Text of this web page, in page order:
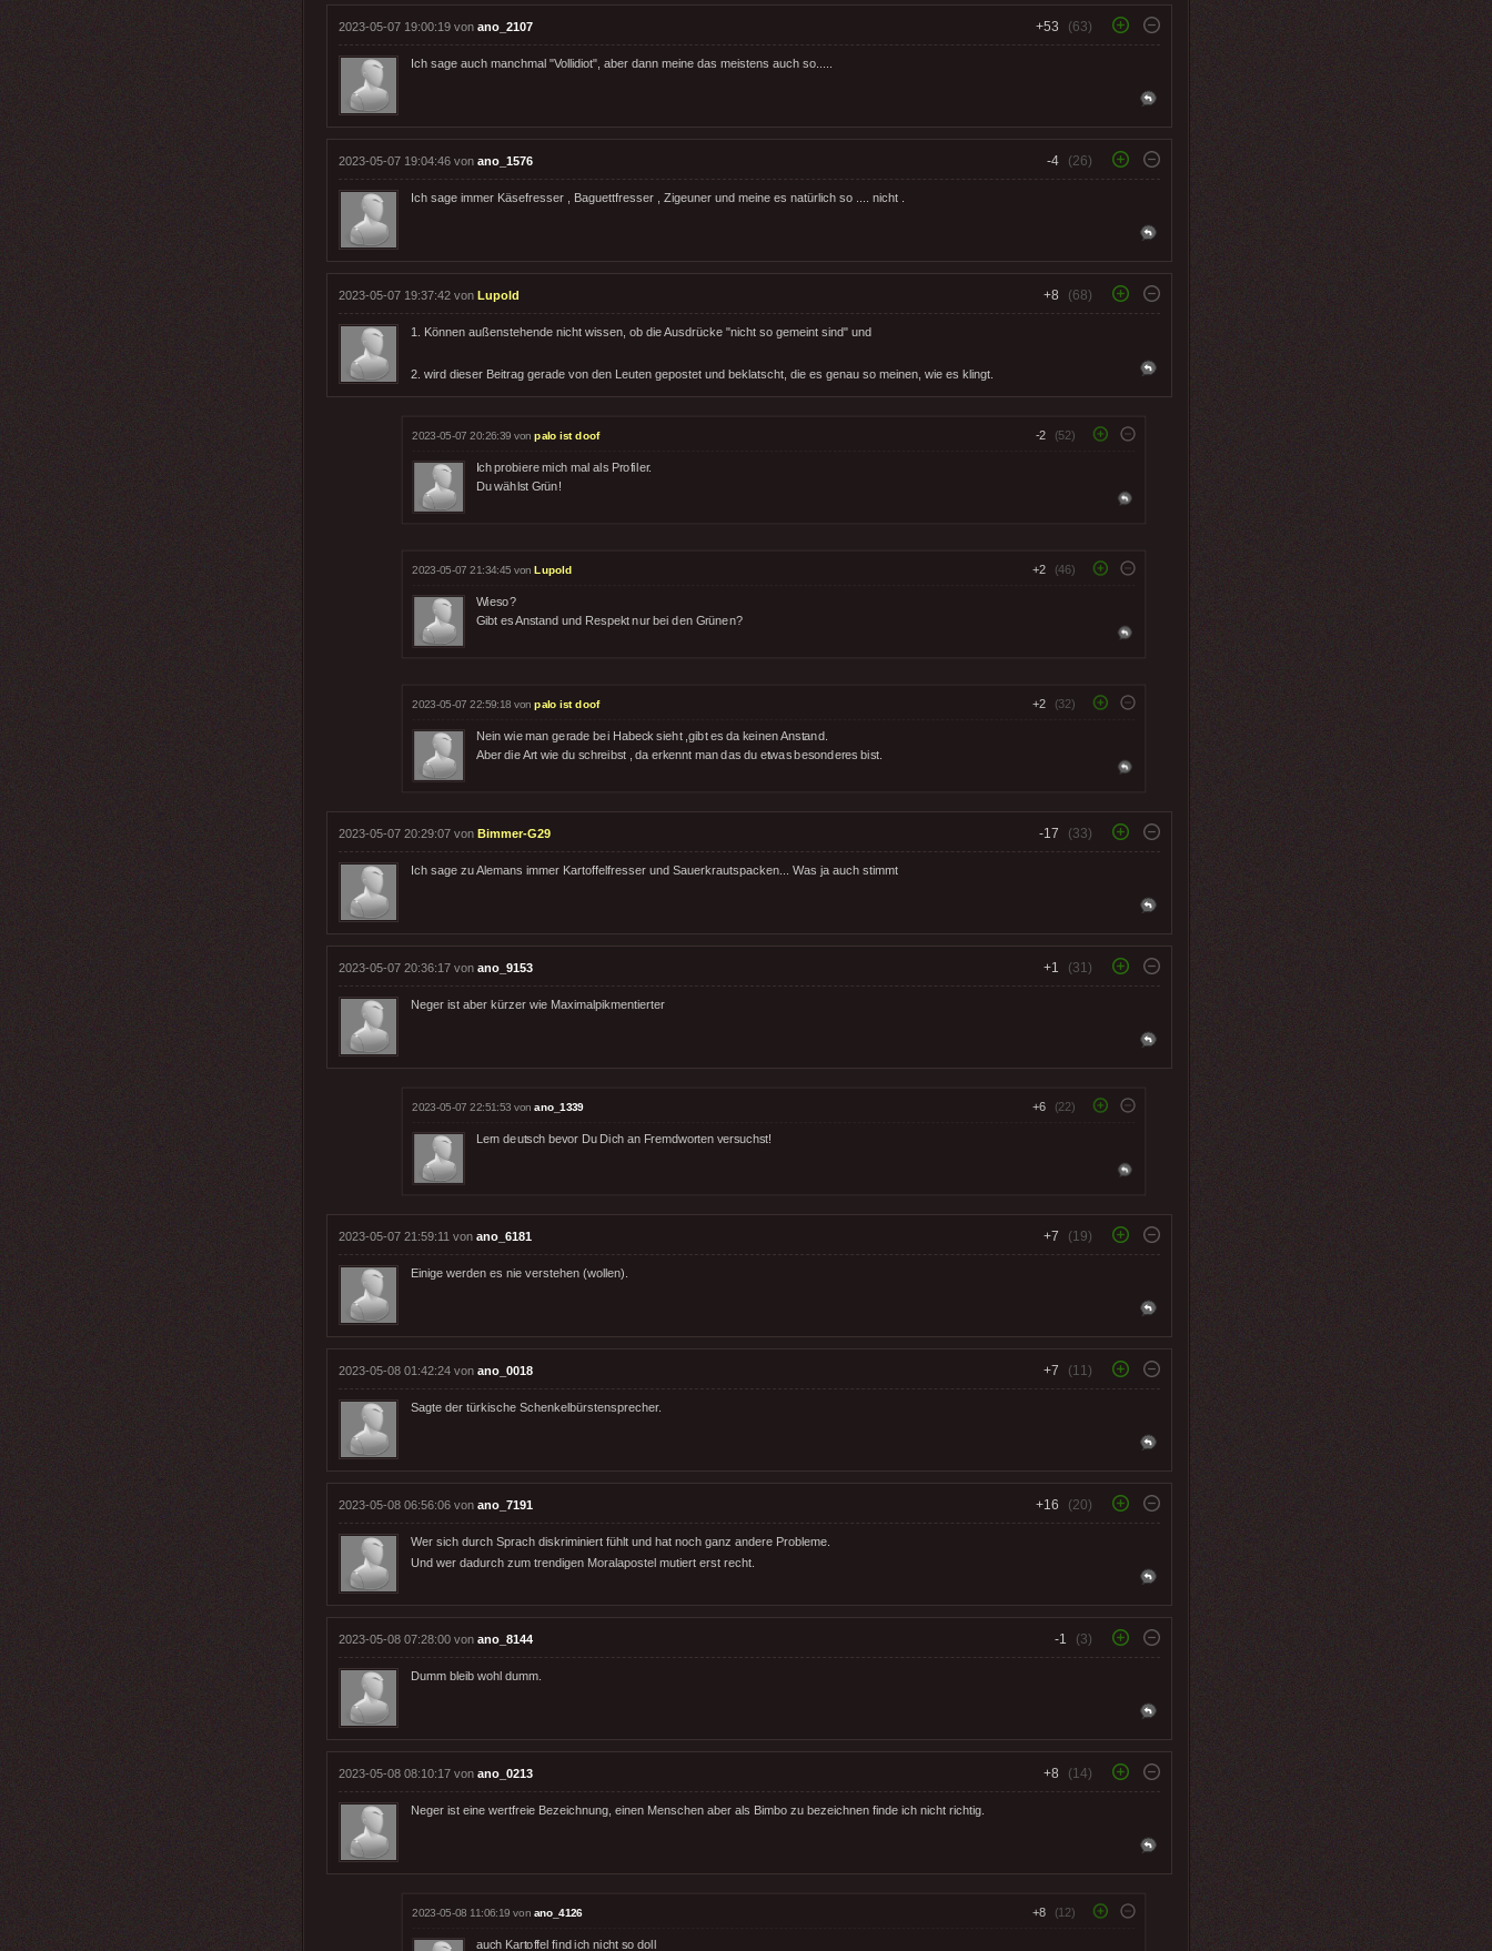
2023-05-07 19:00:19 von ano_2107 +53 (63)
Ich sage auch manchmal "Vollidiot", aber dann meine das meistens auch so.....
2023-05-07 19:04:46 von ano_1576 -4 (26)
Ich sage immer Käsefresser , Baguettfresser , Zigeuner und meine es natürlich so .... nicht .
2023-05-07 19:37:42 von Lupold +8 (68)
1. Können außenstehende nicht wissen, ob die Ausdrücke "nicht so gemeint sind" und
2. wird dieser Beitrag gerade von den Leuten gepostet und beklatscht, die es genau so meinen, wie es klingt.
2023-05-07 20:26:39 vonpalo ist doof -2 (52)
Ich probiere mich mal als Profiler.
Du wählst Grün!
2023-05-07 21:34:45 vonLupold +2 (46)
Wieso?
Gibt es Anstand und Respekt nur bei den Grünen?
2023-05-07 22:59:18 vonpalo ist doof +2 (32)
Nein wie man gerade bei Habeck sieht ,gibt es da keinen Anstand.
Aber die Art wie du schreibst , da erkennt man das du etwas besonderes bist.
2023-05-07 20:29:07 von Bimmer-G29 -17 (33)
Ich sage zu Alemans immer Kartoffelfresser und Sauerkrautspacken... Was ja auch stimmt
2023-05-07 20:36:17 von ano_9153 +1 (31)
Neger ist aber kürzer wie Maximalpikmentierter
2023-05-07 22:51:53 vonano_1339 +6 (22)
Lern deutsch bevor Du Dich an Fremdworten versuchst!
2023-05-07 21:59:11 von ano_6181 +7 (19)
Einige werden es nie verstehen (wollen).
2023-05-08 01:42:24 von ano_0018 +7 (11)
Sagte der türkische Schenkelbürstensprecher.
2023-05-08 06:56:06 von ano_7191 +16 (20)
Wer sich durch Sprach diskriminiert fühlt und hat noch ganz andere Probleme.
Und wer dadurch zum trendigen Moralapostel mutiert erst recht.
2023-05-08 07:28:00 von ano_8144 -1 (3)
Dumm bleib wohl dumm.
2023-05-08 08:10:17 von ano_0213 +8 (14)
Neger ist eine wertfreie Bezeichnung, einen Menschen aber als Bimbo zu bezeichnen finde ich nicht richtig.
2023-05-08 11:06:19 von ano_4126 +8 (12)
auch Kartoffel find ich nicht so doll